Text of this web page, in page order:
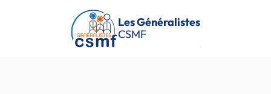
Passer au contenu principal
Les Généralistes
CSMF